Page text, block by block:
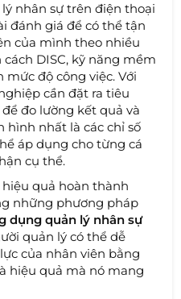
nhân sự trên điện thoại
đánh giá để có thể tận
của mình theo nhiều
DISC, kỹ năng mềm
độ công việc. Với
cần đặt ra tiêu
đo lường kết quả và
hình nhất là các chỉ số
áp dụng cho từng cá
cụ thể.
quả hoàn thành
những phương pháp
dụng quản lý nhân sự
quản lý có thể dễ
của nhân viên bằng
hiệu quả mà nó mang